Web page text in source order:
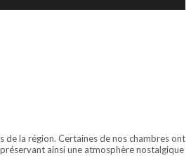
de la région. Certaines de nos chambres ont
ainsi une atmosphère nostalgique